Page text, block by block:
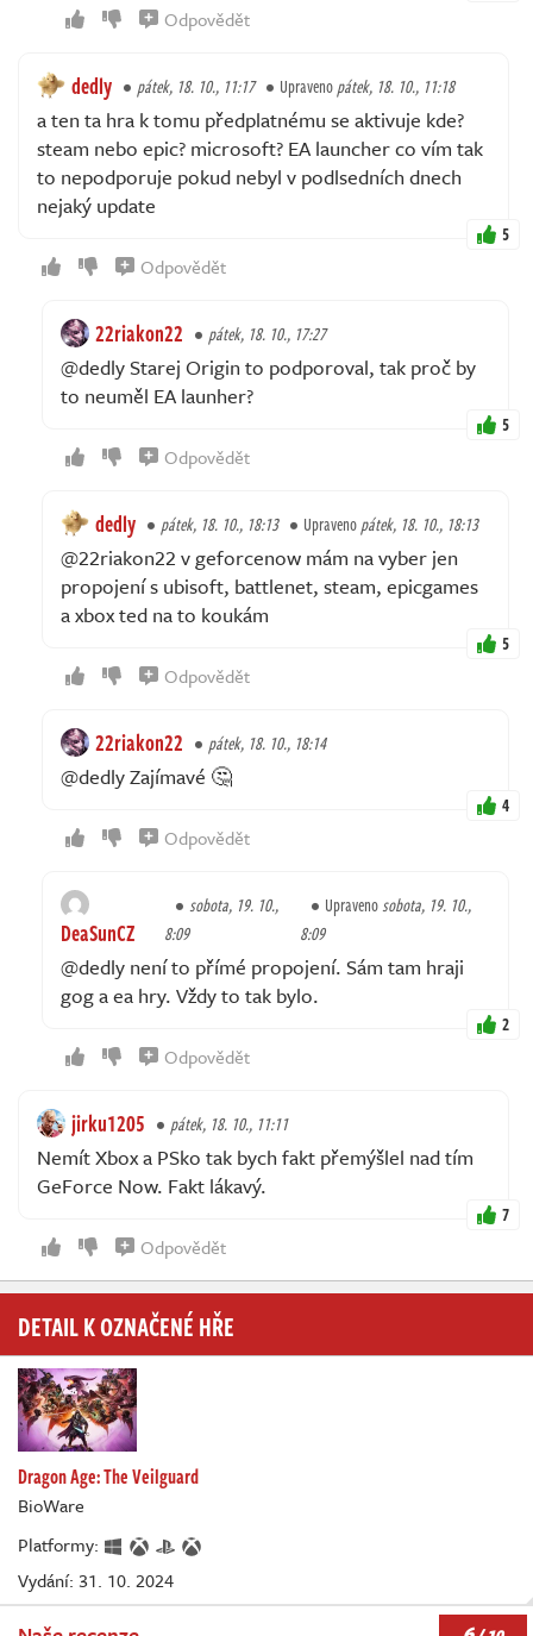
Odpovědět
dedly pátek, 18. 10., 11:17 Upravenopátek, 18. 10., 11:18
a ten ta hra k tomu předplatnému se aktivuje kde?
steam nebo epic? microsoft? EA launcher co vím tak
to nepodporuje pokud nebyl v podlsedních dnech
nejaký update
5
Odpovědět
22riakon22 pátek, 18. 10., 17:27
@dedly Starej Origin to podporoval, tak proč by
to neuměl EA launher?
5
Odpovědět
dedly pátek, 18. 10., 18:13 Upravenopátek, 18. 10., 18:13
@22riakon22 v geforcenow mám na vyber jen
propojení s ubisoft, battlenet, steam, epicgames
a xbox ted na to koukám
5
Odpovědět
22riakon22 pátek, 18. 10., 18:14
@dedly Zajímavé 🤔
4
Odpovědět
DeaSunCZ
sobota, 19. 10.,
8:09
Upravenosobota, 19. 10.,
8:09
@dedly není to přímé propojení. Sám tam hraji
gog a ea hry. Vždy to tak bylo.
2
Odpovědět
jirku1205 pátek, 18. 10., 11:11
Nemít Xbox a PSko tak bych fakt přemýšlel nad tím
GeForce Now. Fakt lákavý.
7
Odpovědět
DETAIL K OZNAČENÉ HŘE
Dragon Age: The Veilguard
BioWare
Platformy:
Vydání: 31. 10. 2024